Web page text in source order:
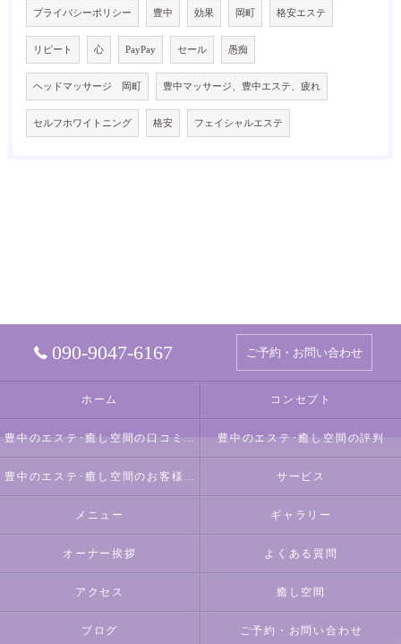
プライバシーポリシー 豊中 効果 岡町 格安エステ
リピート 心 PayPay セール 愚痴
ヘッドマッサージ 岡町 豊中マッサージ、豊中エステ、疲れ
セルフホワイトニング 格安 フェイシャルエステ
090-9047-6167 ご予約・お問い合わせ
ホーム コンセプト
豊中のエステ･癒し空間の口コミ情報 豊中のエステ･癒し空間の評判
豊中のエステ･癒し空間のお客様の声 サービス
メニュー ギャラリー
オーナー挨拶 よくある質問
アクセス 癒し空間
ブログ ご予約・お問い合わせ